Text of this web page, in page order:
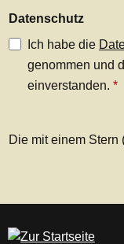
Datenschutz
Ich habe die
genommen und
einverstanden. *
Die mit einem Stern